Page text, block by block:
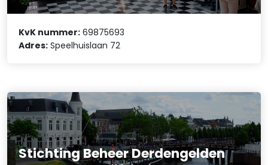
KvK nummer: 69875693
Adres: Speelhuislaan 72
Stichting Beheer Derdengelden